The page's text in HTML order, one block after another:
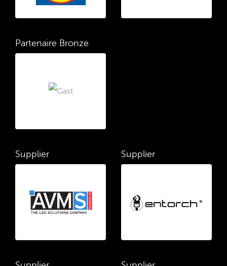
Partenaire Bronze
Supplier Supplier